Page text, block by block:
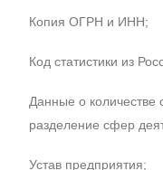
Копия ОГРН и ИНН;
Код статистики из
Данные о количестве
разделение сфер
Устав предприятия;